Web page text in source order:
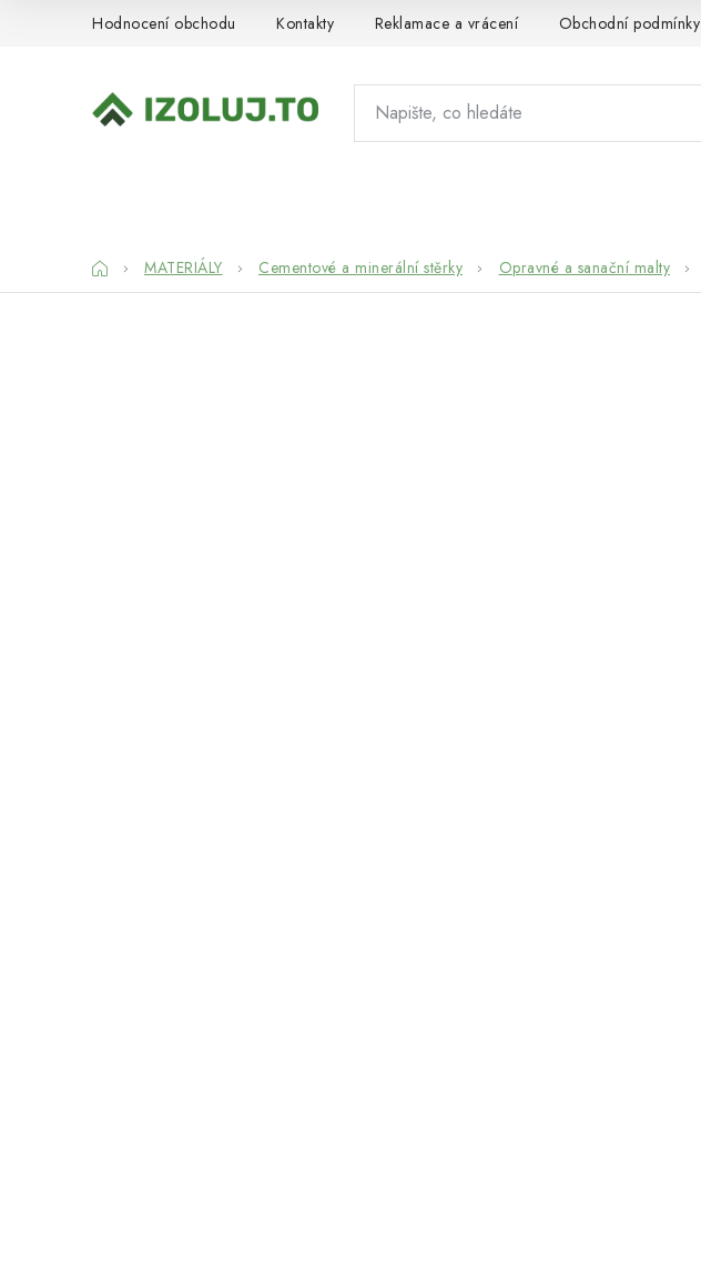
Hodnocení obchodu Kontakty Reklamace a vrácení Obchodní podmínky
DomůMATERIÁLY Cementové a minerální stěrky Opravné a sanační malty